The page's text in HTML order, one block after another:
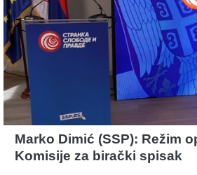
Marko Dimić (SSP): Režim
Komisije za birački spisak